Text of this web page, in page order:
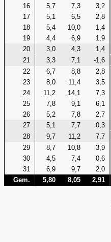
16
5,7 7,3 3,2
17
5,1 6,5 2,8
18
5,4 10,0 1,4
19
4,4 6,9 1,9
20
3,0 4,3 1,4
21
3,3 7,1 -1,6
22
6,7 8,8 2,8
23
8,0 11,4 3,5
24
11,2 14,1 7,3
25
7,8 9,1 6,1
26
5,2 7,8 2,7
27
5,1 7,7 0,3
28
9,7 11,2 7,7
29
8,7 10,8 3,9
30
4,5 7,4 0,6
31
6,9 9,7 2,0
Gem.
5,80 8,05 2,91